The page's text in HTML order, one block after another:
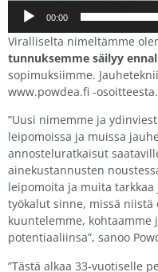
00:00
Viralliselta nimeltämme
tunnuksemme säilyy
sopimuksiimme.
www.powdea.fi -osoitteesta.
”Uusi nimemme ja
leipomoissa ja muissa
annosteluratkaisut
ainekustannusten
leipomoita ja muita
työkalut sinne, missä niistä
kuuntelemme, kohtaamme
potentiaaliinsa”, sanoo
”Tästä alkaa 33-vuotiselle